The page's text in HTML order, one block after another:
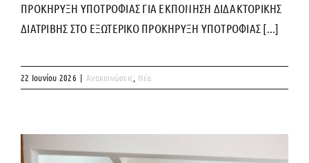
ΠΡΟΚΗΡΥΞΗ ΥΠΟΤΡΟΦΙΑΣ ΓΙΑ ΕΚΠΟΝΗΣΗ ΔΙΔΑΚΤΟΡΙΚΗΣ
ΔΙΑΤΡΙΒΗΣ ΣΤΟ ΕΞΩΤΕΡΙΚΟ ΠΡΟΚΗΡΥΞΗ ΥΠΟΤΡΟΦΙΑΣ [...]
22 Ιουνίου 2026 | Ανακοινώσεις Νέα